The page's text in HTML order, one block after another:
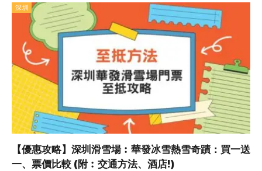
深圳
【優惠攻略】深圳滑雪場︰華發冰雪熱雪奇蹟：買一送
一、票價比較 (附︰交通方法、酒店!)